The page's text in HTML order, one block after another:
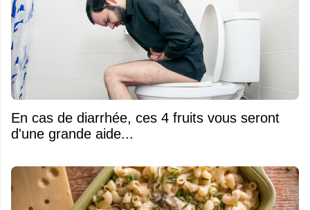
En cas de diarrhée, ces 4 fruits vous seront
d'une grande aide...